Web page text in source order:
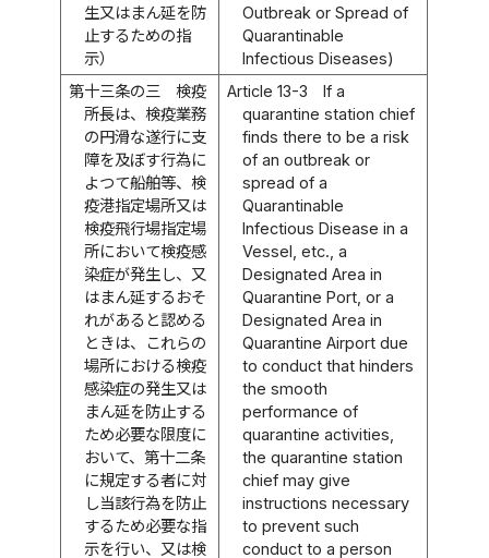
生又はまん延を防
止するための指
示）
Outbreak or Spread of
Quarantinable
Infectious Diseases)
第十三条の三
検疫
所長は、検疫業務
の円滑な遂行に支
障を及ぼす行為に
よつて船舶等、検
疫港指定場所又は
検疫飛行場指定場
所において検疫感
染症が発生し、又
はまん延するおそ
れがあると認める
ときは、これらの
場所における検疫
感染症の発生又は
まん延を防止する
ため必要な限度に
おいて、第十二条
に規定する者に対
し当該行為を防止
するため必要な指
示を行い、又は検
Article 13-3
If a
quarantine station chief
finds there to be a risk
of an outbreak or
spread of a
Quarantinable
Infectious Disease in a
Vessel, etc., a
Designated Area in
Quarantine Port, or a
Designated Area in
Quarantine Airport due
to conduct that hinders
the smooth
performance of
quarantine activities,
the quarantine station
chief may give
instructions necessary
to prevent such
conduct to a person